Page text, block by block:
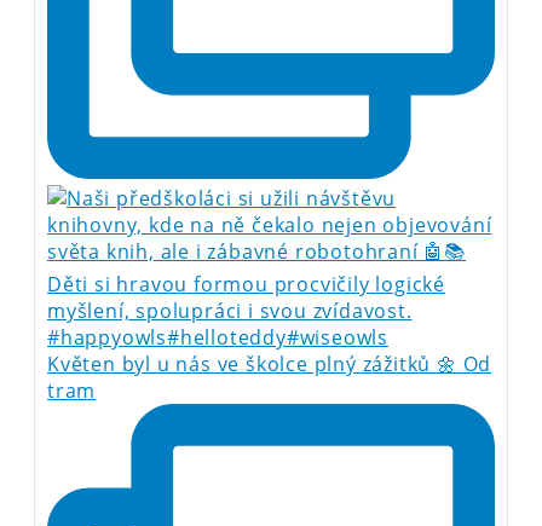
Květen byl u nás ve školce plný zážitků 🌼 Od
tram